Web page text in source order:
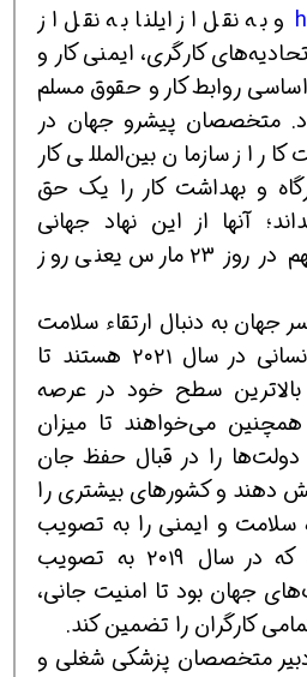
و به نقل از ایلنا به نقل از
کارگری، ایمنی کار و
اساسی روابط کار و حقوق مسلم
متخصصان پیشرو جهان در
از سازمان بین‌المللی کار
و بهداشت کار را یک حق
آنها از این نهاد جهانی
خواسته‌اند تا به این مهم در روز ۲۳ مارس یعنی روز
جهان به دنبال ارتقاء سلامت
جانی نیروی انسانی در سال ۲۰۲۱ هستند تا
سطح خود در عرصه
همچنین می‌خواهند تا میزان
دولت‌ها را در قبال حفظ جان
دهند و کشورهای بیشتری را
سلامت و ایمنی را به تصویب
برسانند. این مقاوله‌نامه که در سال ۲۰۱۹ به تصویب
جهان بود تا امنیت جانی،
کارگران را تضمین کند.
دبیر متخصصان پزشکی شغلی و